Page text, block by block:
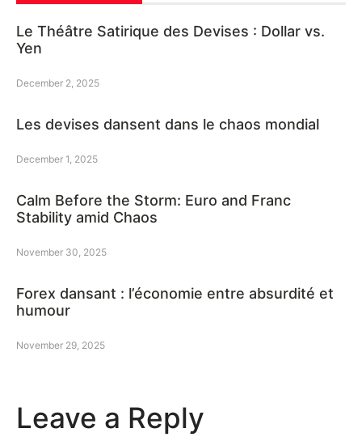
Le Théâtre Satirique des Devises : Dollar vs.
Yen
December 2, 2025
Les devises dansent dans le chaos mondial
December 1, 2025
Calm Before the Storm: Euro and Franc
Stability amid Chaos
November 30, 2025
Forex dansant : l’économie entre absurdité et
humour
November 29, 2025
Leave a Reply